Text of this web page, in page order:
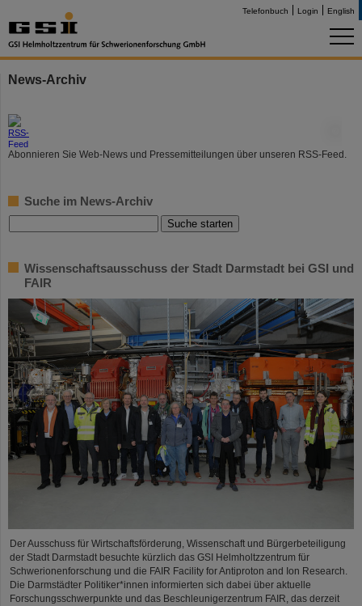
Telefonbuch Login English
News-Archiv
Abonnieren Sie Web-News und Pressemitteilungen über unseren RSS-Feed.
Suche im News-Archiv
Wissenschaftsausschuss der Stadt Darmstadt bei GSI und
FAIR
Der Ausschuss für Wirtschaftsförderung, Wissenschaft und Bürgerbeteiligung
der Stadt Darmstadt besuchte kürzlich das GSI Helmholtzzentrum für
Schwerionenforschung und die FAIR Facility for Antiproton and Ion Research.
Die Darmstädter Politiker*innen informierten sich dabei über aktuelle
Forschungsschwerpunkte und das Beschleunigerzentrum FAIR, das derzeit